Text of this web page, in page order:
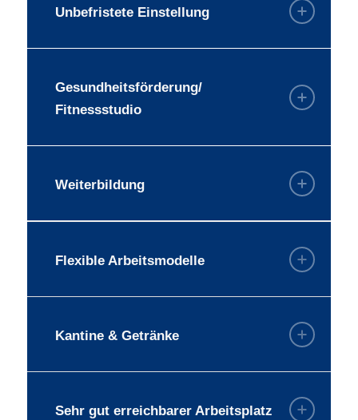
Unbefristete Einstellung
Gesundheitsförderung/
Fitnessstudio
Weiterbildung
Flexible Arbeitsmodelle
Kantine & Getränke
Sehr gut erreichbarer Arbeitsplatz